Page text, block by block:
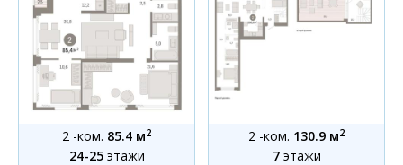
2 -ком. 85.4 м2
24-25этажи
2 -ком. 130.9 м2
7этажи